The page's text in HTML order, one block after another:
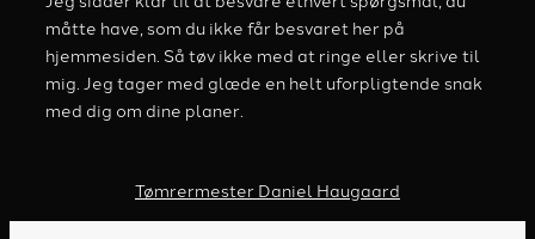
måtte have, som du ikke får besvaret her på
hjemmesiden. Så tøv ikke med at ringe eller skrive til
mig. Jeg tager med glæde en helt uforpligtende snak
med dig om dine planer.
Tømrermester Daniel Haugaard